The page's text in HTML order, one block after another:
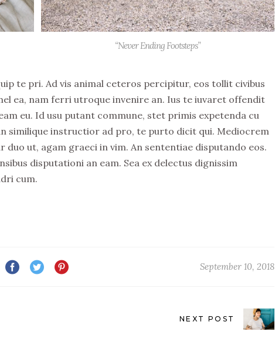
“Never Ending Footsteps”
te pri. Ad vis animal ceteros percipitur, eos tollit civibus
ea, nam ferri utroque invenire an. Ius te iuvaret offendit
eu. Id usu putant commune, stet primis expetenda cu
similique instructior ad pro, te purto dicit qui. Mediocrem
ut, agam graeci in vim. An sententiae disputando eos.
disputationi an eam. Sea ex delectus dignissim
cum.
September 10, 2018
NEXT POST